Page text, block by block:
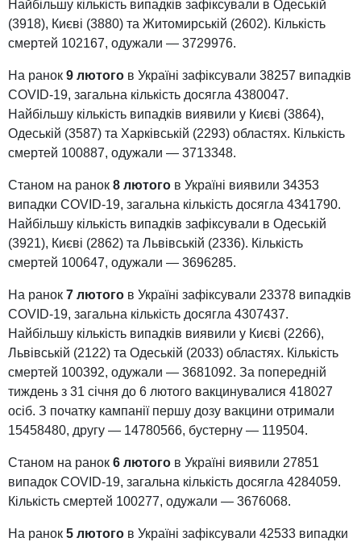
Найбільшу кількість випадків зафіксували в Одеській
(3918), Києві (3880) та Житомирській (2602). Кількість
смертей 102167, одужали — 3729976.
На ранок 9 лютого в Україні зафіксували 38257 випадків
COVID-19, загальна кількість досягла 4380047.
Найбільшу кількість випадків виявили у Києві (3864),
Одеській (3587) та Харківській (2293) областях. Кількість
смертей 100887, одужали — 3713348.
Станом на ранок 8 лютого в Україні виявили 34353
випадки COVID-19, загальна кількість досягла 4341790.
Найбільшу кількість випадків зафіксували в Одеській
(3921), Києві (2862) та Львівській (2336). Кількість
смертей 100647, одужали — 3696285.
На ранок 7 лютого в Україні зафіксували 23378 випадків
COVID-19, загальна кількість досягла 4307437.
Найбільшу кількість випадків виявили у Києві (2266),
Львівській (2122) та Одеській (2033) областях. Кількість
смертей 100392, одужали — 3681092. За попередній
тиждень з 31 січня до 6 лютого вакцинувалися 418027
осіб. З початку кампанії першу дозу вакцини отримали
15458480, другу — 14780566, бустерну — 119504.
Станом на ранок 6 лютого в Україні виявили 27851
випадок COVID-19, загальна кількість досягла 4284059.
Кількість смертей 100277, одужали — 3676068.
На ранок 5 лютого в Україні зафіксували 42533 випадки